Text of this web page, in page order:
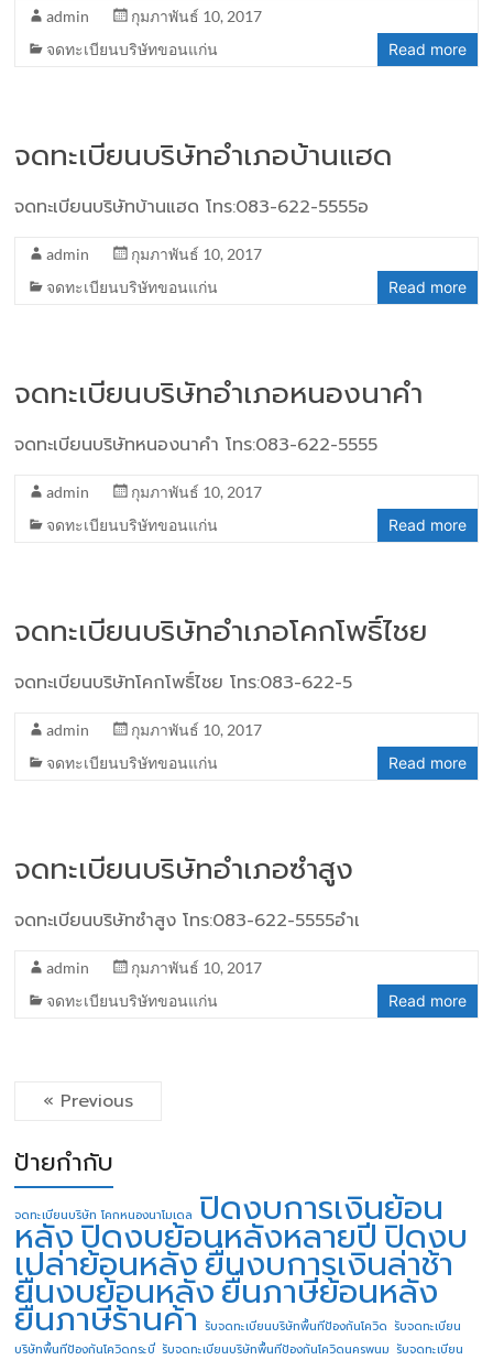
admin
กุมภาพันธ์ 10, 2017
จดทะเบียนบริษัทขอนแก่น
Read more
จดทะเบียนบริษัทอำเภอบ้านแฮด
จดทะเบียนบริษัทบ้านแฮด โทร:083-622-5555อ
admin
กุมภาพันธ์ 10, 2017
จดทะเบียนบริษัทขอนแก่น
Read more
จดทะเบียนบริษัทอำเภอหนองนาคำ
จดทะเบียนบริษัทหนองนาคำ โทร:083-622-5555
admin
กุมภาพันธ์ 10, 2017
จดทะเบียนบริษัทขอนแก่น
Read more
จดทะเบียนบริษัทอำเภอโคกโพธิ์ไชย
จดทะเบียนบริษัทโคกโพธิ์ไชย โทร:083-622-5
admin
กุมภาพันธ์ 10, 2017
จดทะเบียนบริษัทขอนแก่น
Read more
จดทะเบียนบริษัทอำเภอซำสูง
จดทะเบียนบริษัทซำสูง โทร:083-622-5555อำเ
admin
กุมภาพันธ์ 10, 2017
จดทะเบียนบริษัทขอนแก่น
Read more
« Previous
ป้ายกำกับ
จดทะเบียนบริษัท โคกหนองนาโมเดล ปิดงบการเงินย้อน
หลังปิดงบย้อนหลังหลายปี ปิดงบ
เปล่าย้อนหลังยื่นงบการเงินล่าช้า
ยื่นงบย้อนหลังยื่นภาษีย้อนหลัง
ยื่นภาษีร้านค้า รับจดทะเบียนบริษัทพื้นทีป้องกันโควิด รับจดทะเบียน
บริษัทพื้นทีป้องกันโควิดกระบี่ รับจดทะเบียนบริษัทพื้นทีป้องกันโควิดนครพนม รับจดทะเบียน